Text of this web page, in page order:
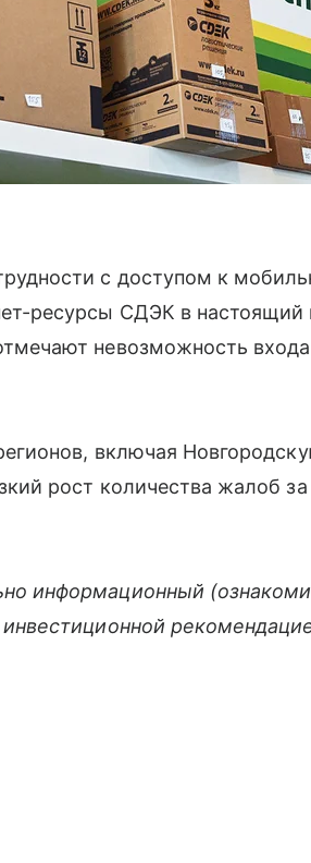
с доступом к
ресурсы СДЭК в настоящий
невозможность
включая
рост количества жалоб
информационный